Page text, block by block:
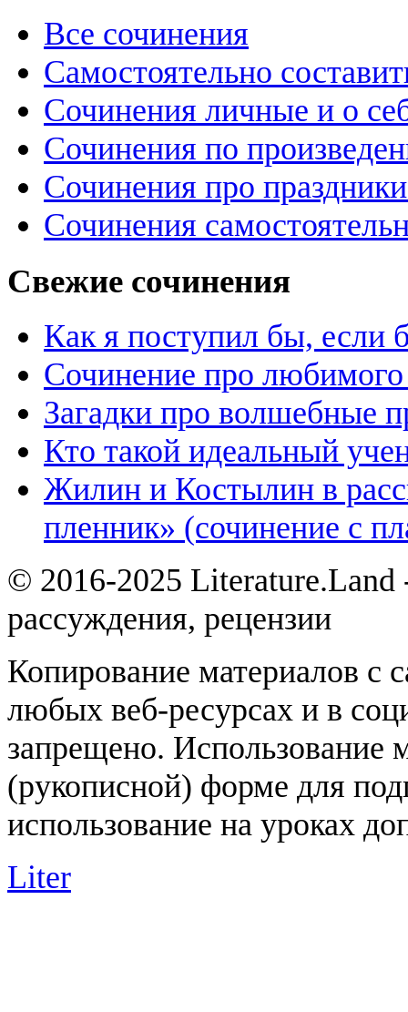
Все сочинения
Самостоятельно
Сочинения личные и о
Сочинения по
Сочинения про
Сочинения
Свежие сочинения
Как я поступил бы,
Сочинение про
Загадки про волшебные
Кто такой идеальный
Жилин и Костылин в
пленник» (сочинение с
© 2016-2025 Literature.Land
рассуждения, рецензии
Копирование материалов с
любых веб-ресурсах и в
запрещено. Использование
(рукописной) форме для
использование на уроках
Liter